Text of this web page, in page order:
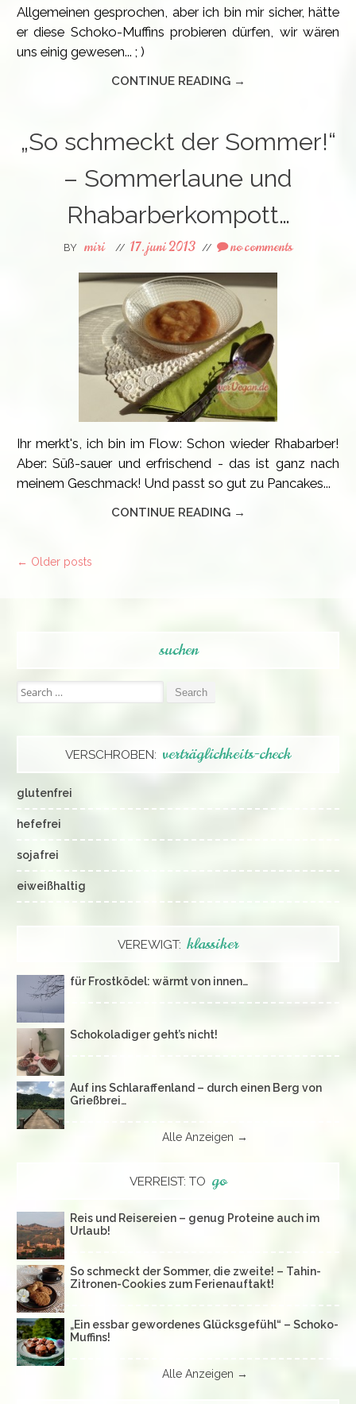
Allgemeinen gesprochen, aber ich bin mir sicher, hätte
er diese Schoko-Muffins probieren dürfen, wir wären
uns einig gewesen... ; )
CONTINUE READING →
„So schmeckt der Sommer!“
– Sommerlaune und
Rhabarberkompott…
BY miri // 17. juni 2013 // no comments
Ihr merkt's, ich bin im Flow: Schon wieder Rhabarber!
Aber: Süß-sauer und erfrischend - das ist ganz nach
meinem Geschmack! Und passt so gut zu Pancakes...
CONTINUE READING →
Post
← Older posts
suchen
Search
for:
VERSCHROBEN: verträglichkeits-check
glutenfrei
hefefrei
sojafrei
eiweißhaltig
VEREWIGT: klassiker
für Frostködel: wärmt von innen…
Schokoladiger geht’s nicht!
Auf ins Schlaraffenland – durch einen Berg von
Grießbrei…
Alle Anzeigen →
VERREIST: TO go
Reis und Reisereien – genug Proteine auch im
Urlaub!
So schmeckt der Sommer, die zweite! – Tahin-
Zitronen-Cookies zum Ferienauftakt!
„Ein essbar gewordenes Glücksgefühl“ – Schoko-
Muffins!
Alle Anzeigen →